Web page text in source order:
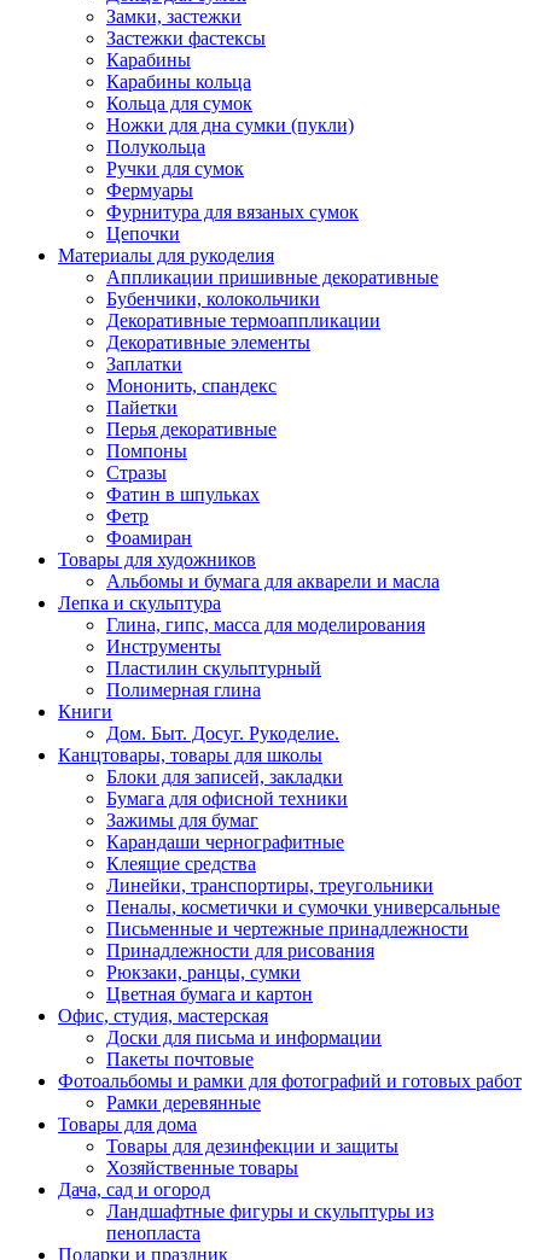
Замки, застежки
Застежки фастексы
Карабины
Карабины кольца
Кольца для сумок
Ножки для дна сумки (пукли)
Полукольца
Ручки для сумок
Фермуары
Фурнитура для вязаных сумок
Цепочки
Материалы для рукоделия
Аппликации пришивные декоративные
Бубенчики, колокольчики
Декоративные термоаппликации
Декоративные элементы
Заплатки
Мононить, спандекс
Пайетки
Перья декоративные
Помпоны
Стразы
Фатин в шпульках
Фетр
Фоамиран
Товары для художников
Альбомы и бумага для акварели и масла
Лепка и скульптура
Глина, гипс, масса для моделирования
Инструменты
Пластилин скульптурный
Полимерная глина
Книги
Дом. Быт. Досуг. Рукоделие.
Канцтовары, товары для школы
Блоки для записей, закладки
Бумага для офисной техники
Зажимы для бумаг
Карандаши чернографитные
Клеящие средства
Линейки, транспортиры, треугольники
Пеналы, косметички и сумочки универсальные
Письменные и чертежные принадлежности
Принадлежности для рисования
Рюкзаки, ранцы, сумки
Цветная бумага и картон
Офис, студия, мастерская
Доски для письма и информации
Пакеты почтовые
Фотоальбомы и рамки для фотографий и готовых работ
Рамки деревянные
Товары для дома
Товары для дезинфекции и защиты
Хозяйственные товары
Дача, сад и огород
Ландшафтные фигуры и скульптуры из
пенопласта
Подарки и праздник